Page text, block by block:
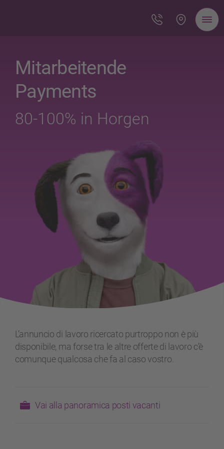
Mitarbeitende
Payments
80-100% in Horgen
L’annuncio di lavoro ricercato purtroppo non è più
disponibile, ma forse tra le altre offerte di lavoro c’è
comunque qualcosa che fa al caso vostro.
Vai alla panoramica posti vacanti